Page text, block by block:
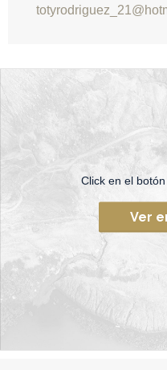
Click en el
Ver